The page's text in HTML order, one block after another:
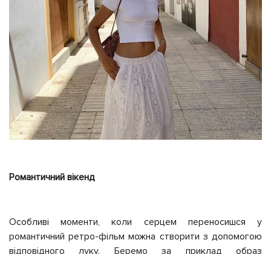
Романтичний вікенд
Особливі моменти, коли серцем переносишся у
романтичний ретро-фільм можна створити з допомогою
відповідного луку. Беремо за приклад образ